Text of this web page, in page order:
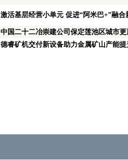
激活基层经营小单元 促进“阿米巴+”融
中国二十二冶崇建公司保定莲池区城市
德睿矿机交付新设备助力金属矿山产能提